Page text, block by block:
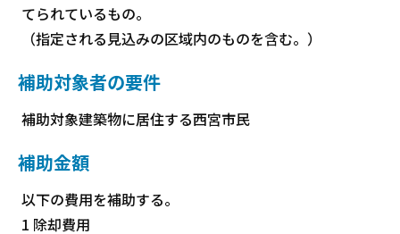
てられているもの。
（指定される見込みの区域内のものを含む。）
補助対象者の要件
補助対象建築物に居住する西宮市民
補助金額
以下の費用を補助する。
1 除却費用